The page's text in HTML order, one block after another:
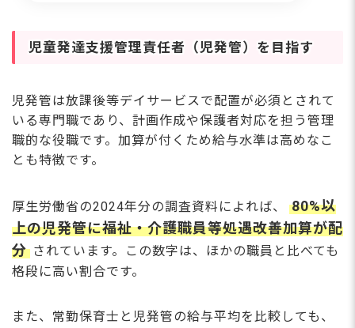
児童発達支援管理責任者（児発管）を目指す
児発管は放課後等デイサービスで配置が必須とされて
いる専門職であり、計画作成や保護者対応を担う管理
職的な役職です。加算が付くため給与水準は高めなこ
とも特徴です。
厚生労働省の2024年分の調査資料によれば、
80%以
上の児発管に福祉・介護職員等処遇改善加算が配
分 されています。この数字は、ほかの職員と比べても
格段に高い割合です。
また、常勤保育士と児発管の給与平均を比較しても、